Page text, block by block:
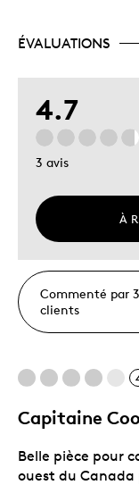
ÉVALUATIONS
4.7
3 avis
À
Commenté par 3
clients
Capitaine
Belle pièce pour
ouest du Canada